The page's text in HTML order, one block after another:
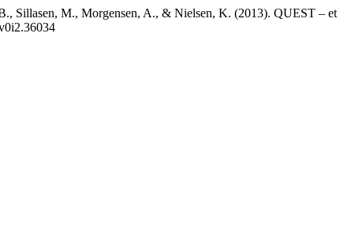
Sillasen, M., Morgensen, A., & Nielsen, K. (2013). QUEST –